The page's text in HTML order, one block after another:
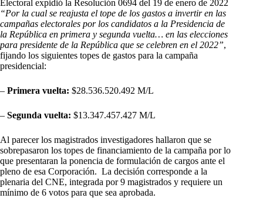
Electoral expidió la Resolución 0694 del 19 de enero de 2022
“Por la cual se reajusta el tope de los gastos a invertir en las
campañas electorales por los candidatos a la Presidencia de
la República en primera y segunda vuelta… en las elecciones
para presidente de la República que se celebren en el 2022”,
fijando los siguientes topes de gastos para la campaña
presidencial:
– Primera vuelta: $28.536.520.492 M/L
– Segunda vuelta: $13.347.457.427 M/L
Al parecer los magistrados investigadores hallaron que se
sobrepasaron los topes de financiamiento de la campaña por lo
que presentaran la ponencia de formulación de cargos ante el
pleno de esa Corporación. La decisión corresponde a la
plenaria del CNE, integrada por 9 magistrados y requiere un
mínimo de 6 votos para que sea aprobada.